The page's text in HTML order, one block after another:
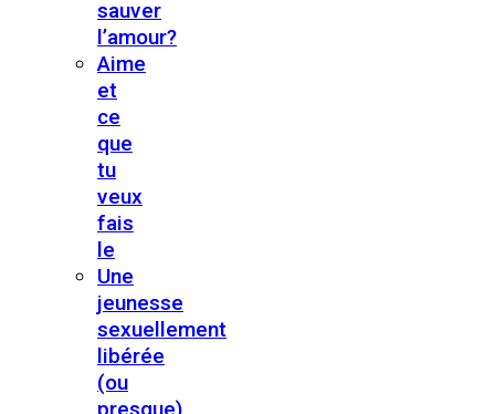
sauver
l’amour?
Aime
et
ce
que
tu
veux
fais
le
Une
jeunesse
sexuellement
libérée
(ou